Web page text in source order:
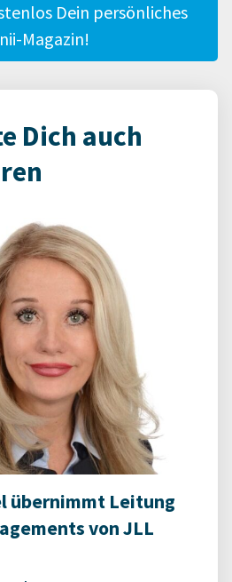
Dein persönliches
Magazin!
Dich auch
übernimmt Leitung
von JLL